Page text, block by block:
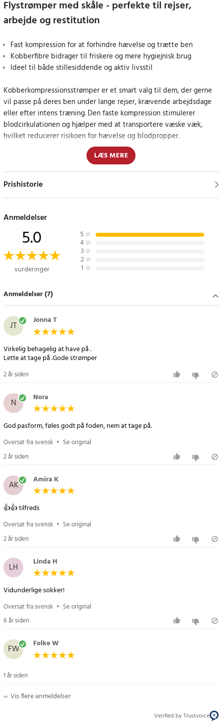
Flystrømper med skåle - perfekte til rejser,
arbejde og restitution
Fast kompression for at forhindre hævelse og trætte ben
Kobberfibre bidrager til friskere og mere hygiejnisk brug
Ideel til både stillesiddende og aktiv livsstil
Kobberkompressionsstrømper er et smart valg til dem, der gerne
vil passe på deres ben under lange rejser, krævende arbejdsdage
eller efter intens træning. Den faste kompression stimulerer
blodcirkulationen og hjælper med at transportere væske væk,
hvilket reducerer risikoen for hævelse og blodpropper.
Takket være kobberfibrene i materialet får du også hygiejniske
fordele, da kobber naturligt afviser dårlig lugt og bakterier.
Strømperne sidder tæt omkring læggene og giver komfort hele
Kompression er også et værdifuldt redskab i træningen, da det
øge blodgennemstrømningen til trætte muskler.
En diskret, men effektiv løsning til hverdagsbrug og rejser
løbeturen, giver disse sokker mærkbar støtte og komfort.
Specifikation
- Størrelse: S/M
- Anvendelse: rejser, træning, restitution, arbejde
- Funktion: kompression, reduceret hævelse, forbedret
blodcirkulation
Article number
LÆS MERE
Prishistorie
Anmeldelser
5.0
vurderinger
5 ☆
4 ☆
3 ☆
2 ☆
1 ☆
Anmeldelser (7)
JT Jonna T
Virkelig behagelig at have på .
Lette at tage på .Gode strømper
2 år siden
N Nora
God pasform, føles godt på foden, nem at tage på.
Oversat fra svensk • Se original
2 år siden
AK Amira K
👍👍 tilfreds
Oversat fra svensk • Se original
2 år siden
LH Linda H
Vidunderlige sokker!
Oversat fra svensk • Se original
6 år siden
FW Folke W
1 år siden
Vis flere anmeldelser
Verified by Trustvoice